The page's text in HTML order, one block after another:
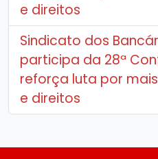
e direitos
Sindicato dos
participa da 28ª
reforça luta por
e direitos